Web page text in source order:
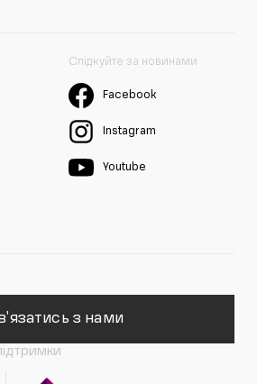
Слідкуйте за новинами
Facebook
Instagram
Youtube
з нами